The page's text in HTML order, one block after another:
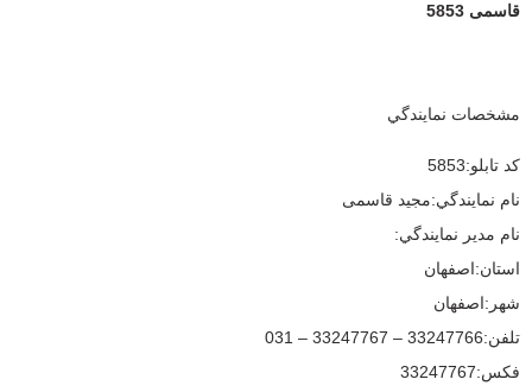
قاسمی 5853
مشخصات نمايندگي
كد تابلو:5853
نام نمايندگي: مجید قاسمی
نام مدير نمايندگي:
استان:اصفهان
شهر: اصفهان
تلفن:33247766 – 33247767 – 031
فكس: 33247767